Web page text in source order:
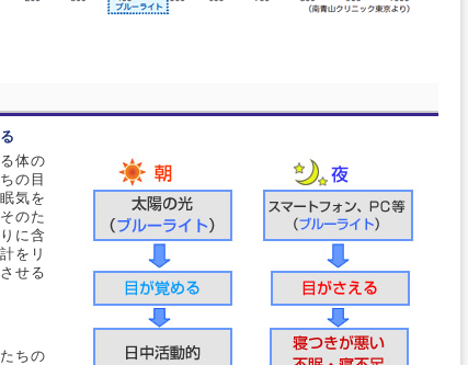
体の
の目
気を
のた
に含
をリ
せる
ちの